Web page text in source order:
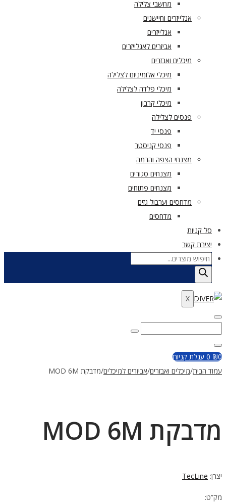
מחשבי צלילה
אנלייזרים וחיישנים
אנלייזרים
אביזרים לאנלייזרים
מיכלים ואבזרים
מיכלי אלומיניום לצלילה
מיכלי פלדה לצלילה
מיכלי קרבון
פנסים לצלילה
פנסי יד
פנסי קניסטר
מצנחי הצפה והרמה
מצנחים סגורים
מצנחים פתוחים
מדחסים וערבול גזים
מדחסים
סל קניות
יצירת קשר
Products
search
X
Enter
Keywordfor:
Close
₪0
0 עגלת קניות
עמוד הבית/מיכלים ואבזרים/אביזרים למיכלים/מדבקת MOD 6M
מדבקת MOD 6M
יצרן: TecLine
מק”ט: